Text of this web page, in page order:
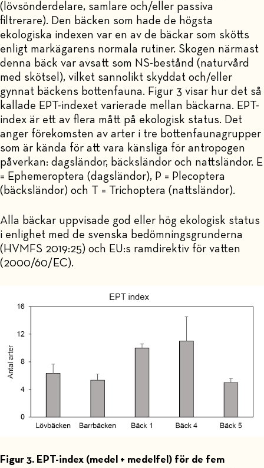
(lövsönderdelare, samlare och/eller passiva
filtrerare). Den bäcken som hade de högsta
ekologiska indexen var en av de bäckar som skötts
enligt markägarens normala rutiner. Skogen närmast
denna bäck var avsatt som NS-bestånd (naturvård
med skötsel), vilket sannolikt skyddat och/eller
gynnat bäckens bottenfauna. Figur 3 visar hur det så
kallade EPT-indexet varierade mellan bäckarna. EPT-
index är ett av flera mått på ekologisk status. Det
anger förekomsten av arter i tre bottenfaunagrupper
som är kända för att vara känsliga för antropogen
påverkan: dagsländor, bäcksländor och nattsländor. E
= Ephemeroptera (dagsländor), P = Plecoptera
(bäcksländor) och T = Trichoptera (nattsländor).
Alla bäckar uppvisade god eller hög ekologisk status
i enlighet med de svenska bedömningsgrunderna
(HVMFS 2019:25) och EU:s ramdirektiv för vatten
(2000/60/EC).
Figur 3. EPT-index (medel + medelfel) för de fem